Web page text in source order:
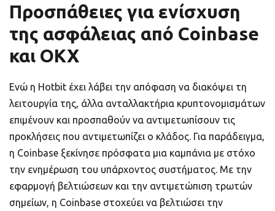
Προσπάθειες για ενίσχυση
της ασφάλειας από Coinbase
και OKX
Ενώ η Hotbit έχει λάβει την απόφαση να διακόψει τη
λειτουργία της, άλλα ανταλλακτήρια κρυπτονομισμάτων
επιμένουν και προσπαθούν να αντιμετωπίσουν τις
προκλήσεις που αντιμετωπίζει ο κλάδος. Για παράδειγμα,
η Coinbase ξεκίνησε πρόσφατα μια καμπάνια με στόχο
την ενημέρωση του υπάρχοντος συστήματος. Με την
εφαρμογή βελτιώσεων και την αντιμετώπιση τρωτών
σημείων, η Coinbase στοχεύει να βελτιώσει την